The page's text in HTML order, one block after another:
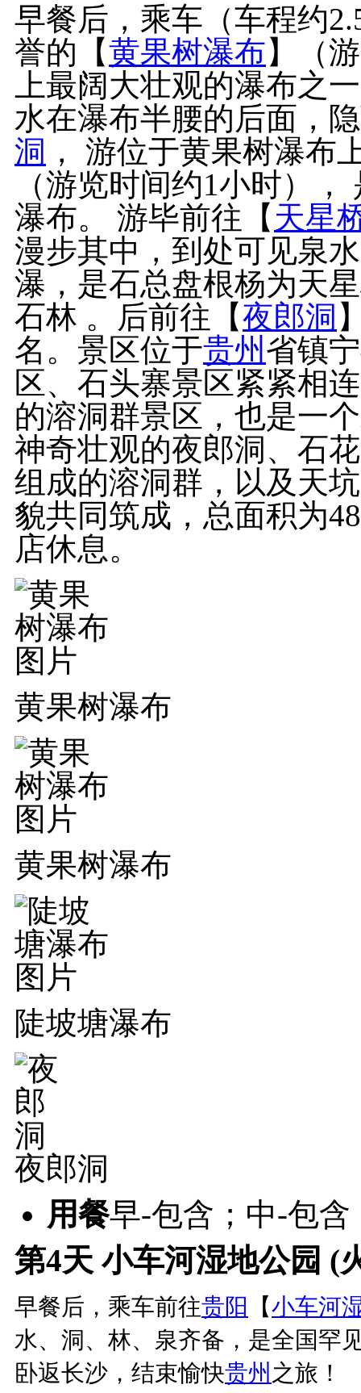
早餐后，乘车（车程约
誉的【黄果树瀑布】（
上最阔大壮观的瀑布之
水在瀑布半腰的后面，
洞 ， 游位于黄果树瀑
（游览时间约1小时）
瀑布。 游毕前往【 天星
漫步其中，到处可见泉
瀑，是石总盘根杨为天
石林 。后前往【夜郎洞
名。景区位于贵州 省镇
区、石头寨景区紧紧相
的溶洞群景区，也是一
神奇壮观的夜郎洞、石
组成的溶洞群，以及天
貌共同筑成，总面积为
店休息。
黄果树瀑布
黄果树瀑布
陡坡塘瀑布
夜郎洞
用餐早-包含；中-包
第4天 小车河湿地公园 (
早餐后，乘车前往贵阳 【小车河
水、洞、林、泉齐备，是全国罕
卧返长沙，结束愉快贵州 之旅！